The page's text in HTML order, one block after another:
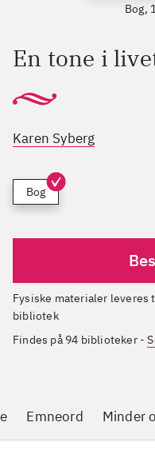
Bog,
En tone i
Karen Syberg
Bog
Fysiske materialer leveres til dit lokale
bibliotek
Findes på 94 biblioteker-
Emneord Minder